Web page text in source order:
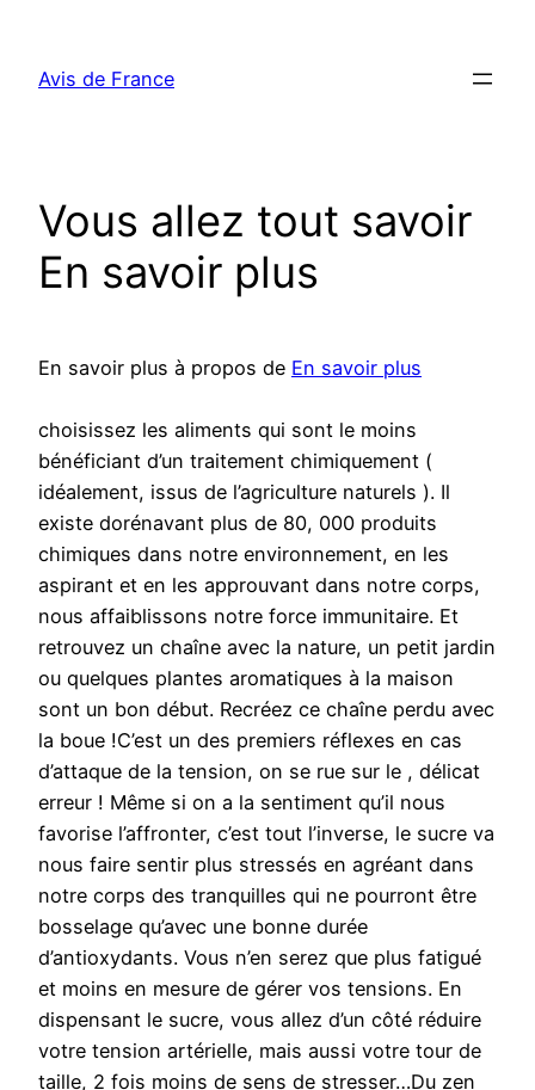
contenu
Avis de France
Vous allez tout savoir
En savoir plus
En savoir plus à propos de En savoir plus
choisissez les aliments qui sont le moins
bénéficiant d’un traitement chimiquement (
idéalement, issus de l’agriculture naturels ). Il
existe dorénavant plus de 80, 000 produits
chimiques dans notre environnement, en les
aspirant et en les approuvant dans notre corps,
nous affaiblissons notre force immunitaire. Et
retrouvez un chaîne avec la nature, un petit jardin
ou quelques plantes aromatiques à la maison
sont un bon début. Recréez ce chaîne perdu avec
la boue !C’est un des premiers réflexes en cas
d’attaque de la tension, on se rue sur le , délicat
erreur ! Même si on a la sentiment qu’il nous
favorise l’affronter, c’est tout l’inverse, le sucre va
nous faire sentir plus stressés en agréant dans
notre corps des tranquilles qui ne pourront être
bosselage qu’avec une bonne durée
d’antioxydants. Vous n’en serez que plus fatigué
et moins en mesure de gérer vos tensions. En
dispensant le sucre, vous allez d’un côté réduire
votre tension artérielle, mais aussi votre tour de
taille, 2 fois moins de sens de stresser…Du zen